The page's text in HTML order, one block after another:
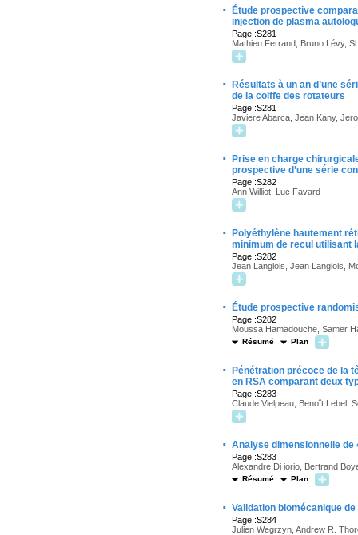
·
Étude prospective
injection de plasma
Page :S281
Mathieu Ferrand, Bruno Lévy,
·
Résultats à un an d’une
de la coiffe des rotateurs
Page :S281
Javiere Abarca, Jean Kany,
·
Prise en charge
prospective d’une série
Page :S282
Ann Williot, Luc Favard
·
Polyéthylène hautement
minimum de recul utilisant
Page :S282
Jean Langlois, Jean Langlois,
· Étude prospective
Page :S282
Moussa Hamadouche, Samer
Résumé Plan
·
Pénétration précoce de la
en RSA comparant deux
Page :S283
Claude Vielpeau, Benoît Lebel,
· Analyse dimensionnelle de
Page :S283
Alexandre Di iorio, Bertrand
Résumé Plan
· Validation biomécanique
Page :S284
Julien Wegrzyn, Andrew R.